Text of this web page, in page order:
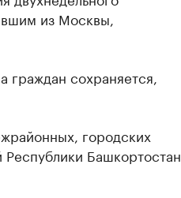
из Москвы,
граждан сохраняется,
городских
Башкортостан,